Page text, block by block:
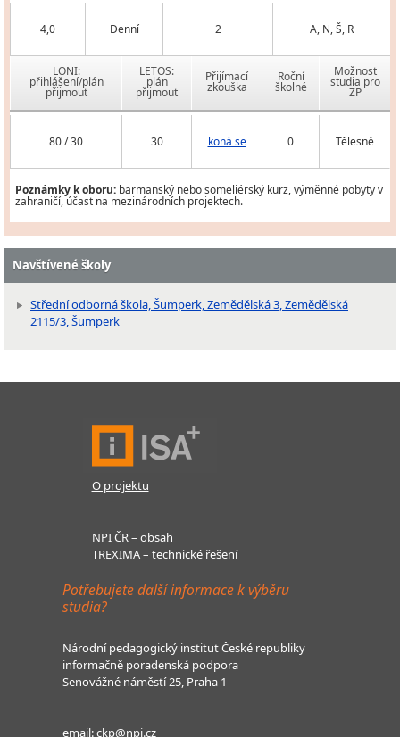
4,0 Denní 2 A, N, Š, R
LONI:
přihlášení/plán
přijmout
LETOS:
plán
přijmout
Přijímací
zkouška
Roční
školné
Možnost
studia pro
ZP
80 / 30 30 koná se 0 Tělesně
Poznámky k oboru: barmanský nebo someliérský kurz, výměnné pobyty v
zahraničí, účast na mezinárodních projektech.
Navštívené školy
Střední odborná škola, Šumperk, Zemědělská 3, Zemědělská
2115/3, Šumperk
O projektu
NPI ČR – obsah
TREXIMA – technické řešení
Potřebujete další informace k výběru
studia?
Národní pedagogický institut České republiky
informačně poradenská podpora
Senovážné náměstí 25, Praha 1
email:ckp@npi.cz